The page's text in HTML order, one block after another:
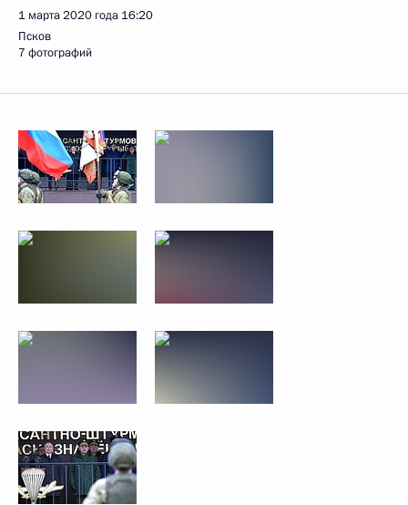
1 марта 2020 года 16:20
Псков
7 фотографий